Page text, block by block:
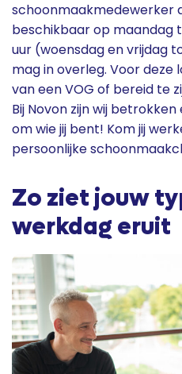
schoonmaakmedewerker
beschikbaar op maandag
uur (woensdag en vrijdag
mag in overleg. Voor deze
van een VOG of bereid te
Bij Novon zijn wij
om wie jij bent! Kom jij
persoonlijke
Zo ziet jouw
werkdag eruit